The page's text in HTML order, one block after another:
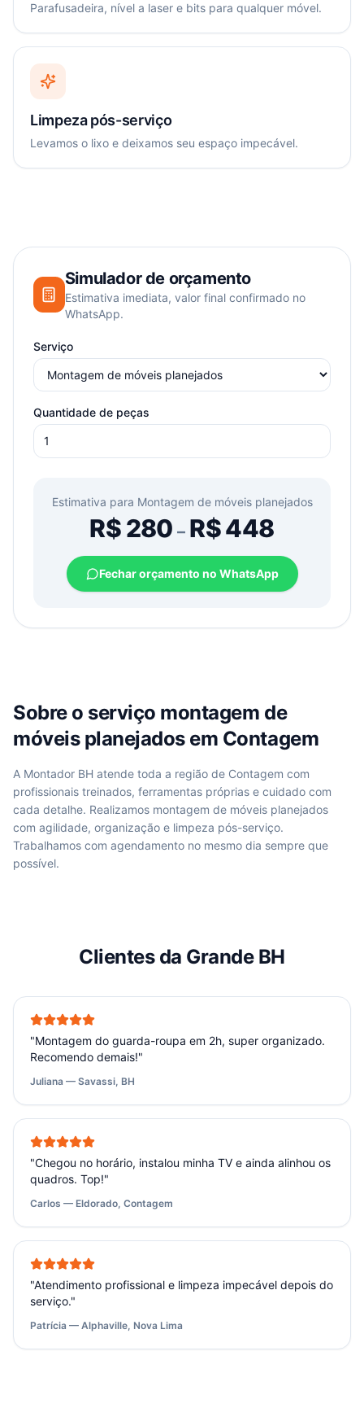
Parafusadeira, nível a laser e bits para qualquer móvel.
Limpeza pós-serviço
Levamos o lixo e deixamos seu espaço impecável.
Simulador de orçamento
Estimativa imediata, valor final confirmado no
WhatsApp.
Serviço
Quantidade de peças
Estimativa para Montagem de móveis planejados
R$280 –R$448
Fechar orçamento no WhatsApp
Sobre o serviço montagem de
móveis planejadosem Contagem
A Montador BH atende toda a região de Contagem com
profissionais treinados, ferramentas próprias e cuidado com
cada detalhe. Realizamos montagem de móveis planejados
com agilidade, organização e limpeza pós-serviço.
Trabalhamos com agendamento no mesmo dia sempre que
possível.
Clientes da Grande BH
"Montagem do guarda-roupa em 2h, super organizado.
Recomendo demais!"
Juliana — Savassi, BH
"Chegou no horário, instalou minha TV e ainda alinhou os
quadros. Top!"
Carlos — Eldorado, Contagem
"Atendimento profissional e limpeza impecável depois do
serviço."
Patrícia — Alphaville, Nova Lima